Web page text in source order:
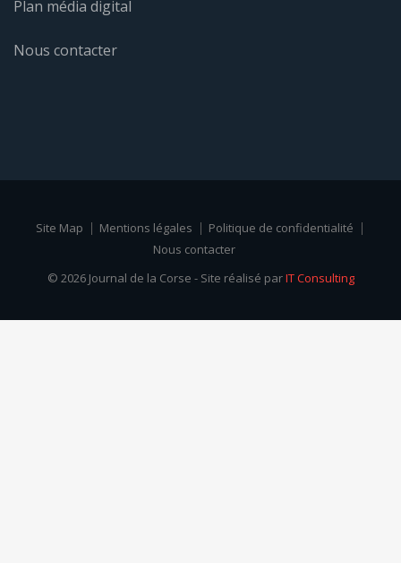
Plan média digital
Nous contacter
Site Map Mentions légales
Politique de confidentialité
Nous contacter
© 2026 Journal de la Corse - Site réalisé parIT Consulting